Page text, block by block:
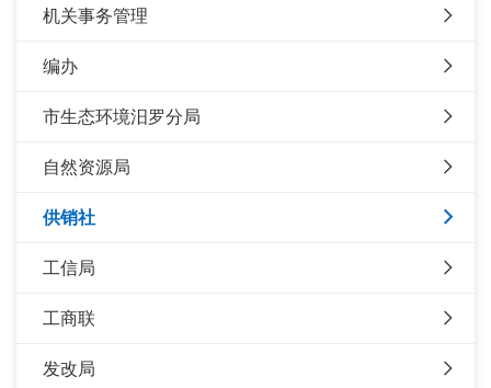
机关事务管理
编办
市生态环境汨罗分局
自然资源局
供销社
工信局
工商联
发改局